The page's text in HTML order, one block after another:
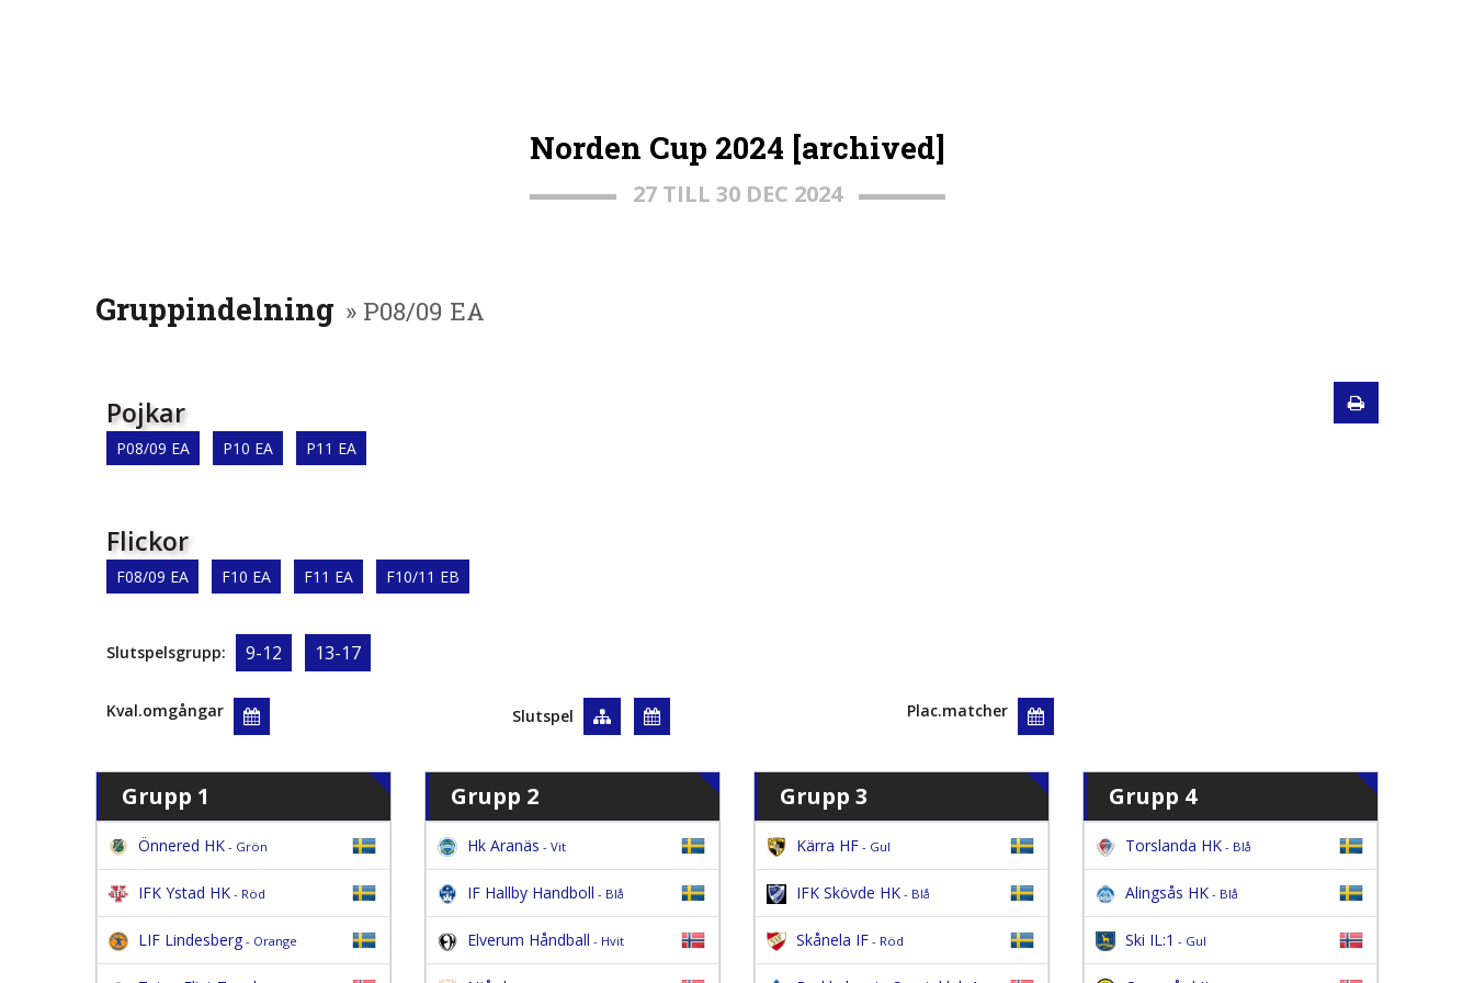
Norden Cup 2024 [archived]
27 TILL 30 DEC 2024
Gruppindelning » P08/09 EA
Pojkar
P08/09 EA P10 EA P11 EA
Flickor
F08/09 EA F10 EA F11 EA F10/11 EB
Slutspelsgrupp: 9-12 13-17
Kval.omgångar Slutspel Plac.matcher
Grupp 1
Önnered HK - Grön
IFK Ystad HK - Röd
LIF Lindesberg - Orange
Grupp 2
Hk Aranäs - Vit
IF Hallby Handboll - Blå
Elverum Håndball - Hvit
Grupp 3
Kärra HF - Gul
IFK Skövde HK - Blå
Skånela IF - Röd
Grupp 4
Torslanda HK - Blå
Alingsås HK - Blå
Ski IL:1 - Gul